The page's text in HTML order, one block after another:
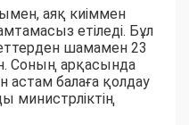
аяқ киіммен
етіледі. Бұл
шамамен 23
Соның арқасында
астам балаға қолдау
министрліктің